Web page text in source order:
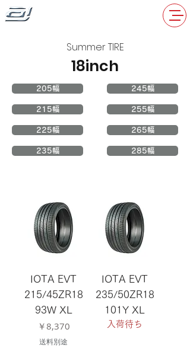
Summer TIRE
18inch
205幅
215幅
225幅
235幅
245幅
255幅
265幅
285幅
IOTA EVT
215/45ZR18
93W XL
価格
￥8,370
送料別途
IOTA EVT
235/50ZR18
101Y XL
入荷待ち